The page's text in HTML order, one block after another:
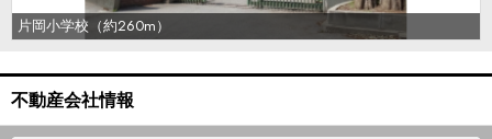
片岡小学校（約260m）
不動産会社情報